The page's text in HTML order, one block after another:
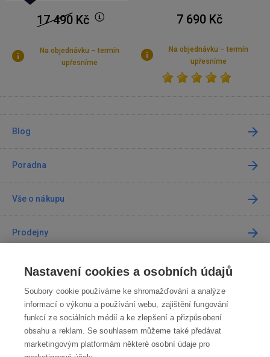
17 490Kč
Na objednávku – termín
upřesníme
7 690 Kč
Na objednávku – termín
upřesníme
Blog
Poradna
Vše o nákupu
Prodejny
Kontakt
Kontaktujte nás
info@robotworld.cz
220 770 770 Po-Pá 8:00—16:00
Nastavení cookies a osobních údajů
Soubory cookie používáme ke shromažďování a analýze
informací o výkonu a používání webu, zajištění fungování
funkcí ze sociálních médií a ke zlepšení a přizpůsobení
obsahu a reklam. Se souhlasem můžeme také předávat
marketingovým platformám některé osobní údaje pro